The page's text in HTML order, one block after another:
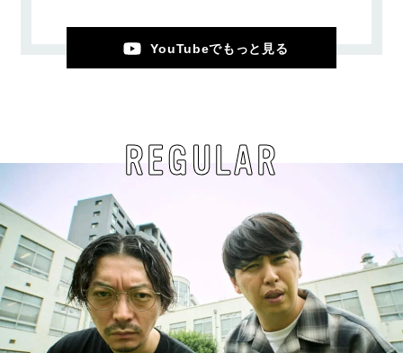
YouTubeでもっと見る
REGULAR